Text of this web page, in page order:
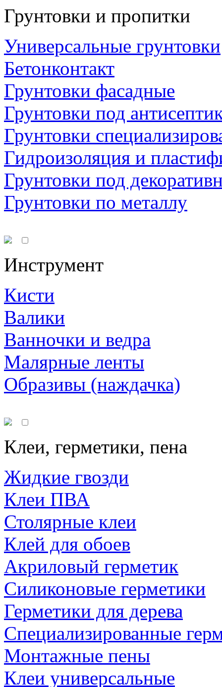
Грунтовки и пропитки
Универсальные грунтовки
Бетонконтакт
Грунтовки фасадные
Грунтовки под
Грунтовки
Гидроизоляция и
Грунтовки под
Грунтовки по металлу
Инструмент
Кисти
Валики
Ванночки и ведра
Малярные ленты
Образивы (наждачка)
Клеи, герметики, пена
Жидкие гвозди
Клеи ПВА
Столярные клеи
Клей для обоев
Акриловый герметик
Силиконовые герметики
Герметики для дерева
Специализированные
Монтажные пены
Клеи универсальные